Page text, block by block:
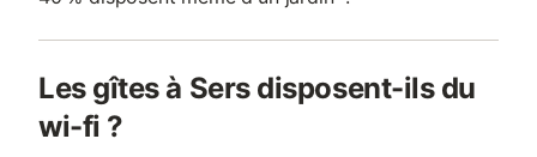
Les gîtes à Sers disposent-ils du
wi-fi ?